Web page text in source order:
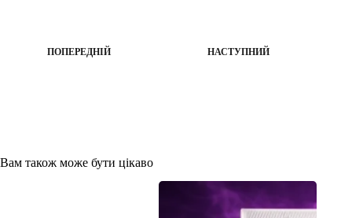
ПОПЕРЕДНІЙ НАСТУПНИЙ
Вам також може бути цікаво